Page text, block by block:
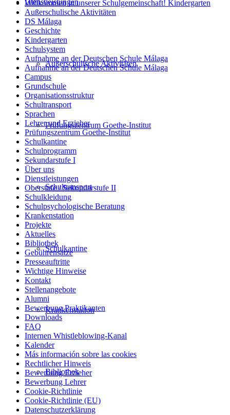
Dienstleistungen
Außerschulische Aktivitäten
Prüfungszentrum Goethe-Institut
Schultransport
Schulkantine
Krankenstation
Bibliothek
Willkommen in unserer Schulgemeinschaft! Kindergarten
Außerschulische Aktivitäten
DS Málaga
Geschichte
Kindergarten
Schulsystem
Aufnahme an der Deutschen Schule Málaga
Aufnahme an der Deutschen Schule Málaga
Campus
Grundschule
Organisationsstruktur
Schultransport
Sprachen
Lehrer und Erzieher
Prüfungszentrum Goethe-Institut
Schulkantine
Schulprogramm
Sekundarstufe I
Über uns
Dienstleistungen
Oberstufe / Sekundarstufe II
Schulkleidung
Schulpsychologische Beratung
Krankenstation
Projekte
Aktuelles
Bibliothek
Gebührensätze
Presseauftritte
Wichtige Hinweise
Kontakt
Stellenangebote
Alumni
Bewerbung Praktikanten
Downloads
FAQ
Internen Whistleblowing-Kanal
Kalender
Más información sobre las cookies
Rechtlicher Hinweis
Bewerbung Erzieher
Bewerbung Lehrer
Cookie-Richtlinie
Cookie-Richtlinie (EU)
Datenschutzerklärung